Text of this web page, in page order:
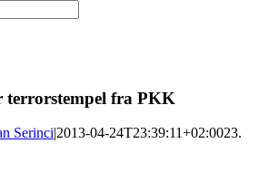
terrorstempel fra PKK
Serinci|2013-04-24T23:39:11+02:0023.